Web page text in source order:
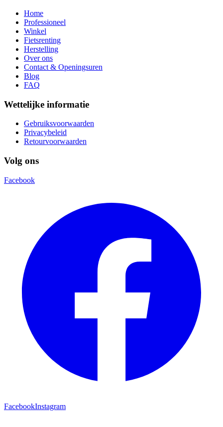
Home
Professioneel
Winkel
Fietsrenting
Herstelling
Over ons
Contact & Openingsuren
Blog
FAQ
Wettelijke informatie
Gebruiksvoorwaarden
Privacybeleid
Retourvoorwaarden
Volg ons
Facebook
FacebookInstagram